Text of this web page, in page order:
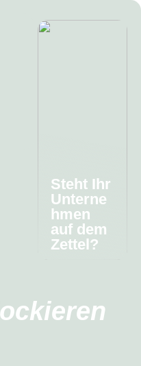
Steht Ihr
Unterne
hmen
auf dem
Zettel?